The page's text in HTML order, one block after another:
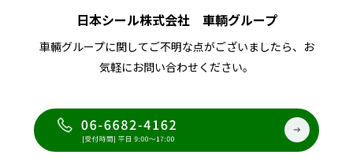
日本シール株式会社 車輌グループ
車輛グループに関してご不明な点がございましたら、お
気軽にお問い合わせください。